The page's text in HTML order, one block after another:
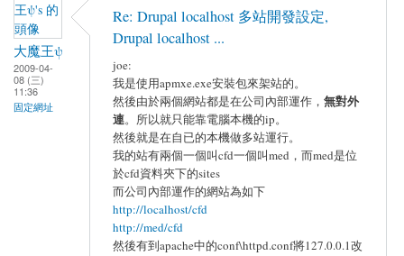
大魔王ψ
2009-04-
08 (三)
11:36
固定網址
Re: Drupal localhost 多站開發設定,
Drupal localhost ...
joe:
我是使用apmxe.exe安裝包來架站的。
然後由於兩個網站都是在公司內部運作， 無對外
連。所以就只能靠電腦本機的ip。
然後就是在自已的本機做多站運行。
我的站有兩個一個叫cfd一個叫med，而med是位
於cfd資料夾下的sites
而公司內部運作的網站為如下
http://localhost/cfd
http://med/cfd
然後有到apache中的conf\httpd.conf將127.0.0.1改